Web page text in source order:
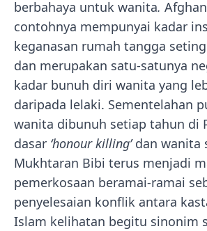
berbahaya untuk wanita.
contohnya mempunyai kadar
keganasan rumah tangga
dan merupakan satu-satunya
kadar bunuh diri wanita yang
daripada lelaki. Sementelahan
wanita dibunuh setiap tahun di
dasar ‘honour killing’dan wanita
Mukhtaran Bibi terus menjadi
pemerkosaan beramai-ramai
penyelesaian konflik antara
Islam kelihatan begitu sinonim